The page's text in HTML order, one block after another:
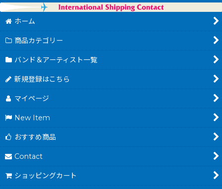
ホーム
商品カテゴリー
バンド＆アーティスト一覧
新規登録はこちら
マイページ
New Item
おすすめ商品
Contact
ショッピングカート